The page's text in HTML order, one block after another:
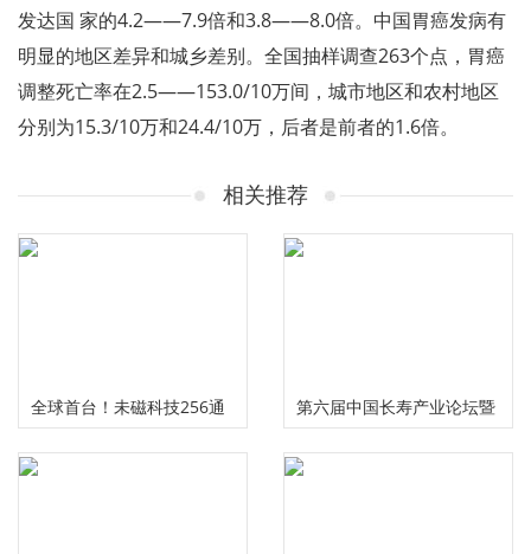
发达国 家的4.2——7.9倍和3.8——8.0倍。中国胃癌发病有
明显的地区差异和城乡差别。全国抽样调查263个点，胃癌
调整死亡率在2.5——153.0/10万间，城市地区和农村地区
分别为15.3/10万和24.4/10万，后者是前者的1.6倍。
相关推荐
全球首台！未磁科技256通
道无液氦脑磁图仪及芯片化
第六届中国长寿产业论坛暨
慢性病食药研究中心启动仪